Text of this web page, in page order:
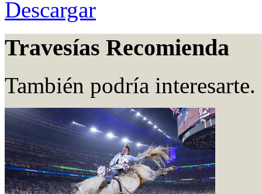
Descargar
Travesías Recomienda
También podría interesarte.